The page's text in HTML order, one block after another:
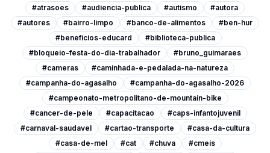
#atrasoes
#audiencia-publica #autismo
#autora
#autores
#bairro-limpo #banco-de-alimentos
#ben-hur
#beneficios-educard
#biblioteca-publica
#bloqueio-festa-do-dia-trabalhador
#bruno_guimaraes
#cameras
#caminhada-e-pedalada-na-natureza
#campanha-do-agasalho
#campanha-do-agasalho-2026
#campeonato-metropolitano-de-mountain-bike
#cancer-de-pele
#capacitacao
#caps-infantojuvenil
#carnaval-saudavel
#cartao-transporte
#casa-da-cultura
#casa-de-mel
#cat #chuva
#cmeis